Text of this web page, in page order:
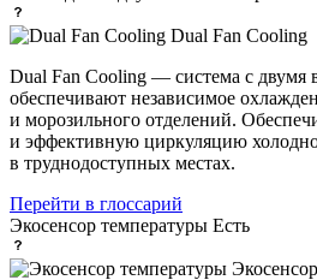
Dual Fan Cooling
Dual Fan Cooling — система с двумя
обеспечивают независимое
и морозильного отделений.
и эффективную циркуляцию
в труднодоступных местах.
Перейти в глоссарий
Экосенсор температуры Есть